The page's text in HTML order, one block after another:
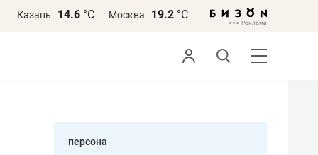
Казань 14.6 °С Москва 19.2 °С
персона